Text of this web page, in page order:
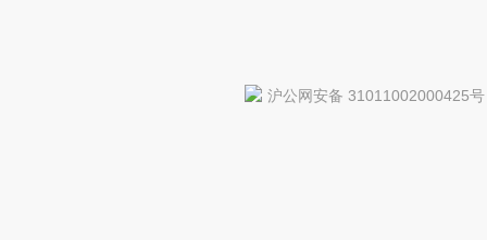
沪公网安备 31011002000425号